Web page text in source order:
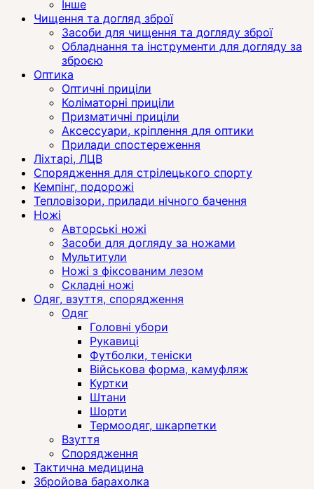
Інше
Чищення та догляд зброї
Засоби для чищення та догляду зброї
Обладнання та інструменти для догляду за
зброєю
Оптика
Оптичні приціли
Коліматорні приціли
Призматичні приціли
Аксессуари, кріплення для оптики
Прилади спостереження
Ліхтарі, ЛЦВ
Спорядження для стрілецького спорту
Кемпінг, подорожі
Тепловізори, прилади нічного бачення
Ножі
Авторські ножі
Засоби для догляду за ножами
Мультитули
Ножі з фіксованим лезом
Складні ножі
Одяг, взуття, спорядження
Одяг
Головні убори
Рукавиці
Футболки, теніски
Військова форма, камуфляж
Куртки
Штани
Шорти
Термоодяг, шкарпетки
Взуття
Спорядження
Тактична медицина
Збройова барахолка